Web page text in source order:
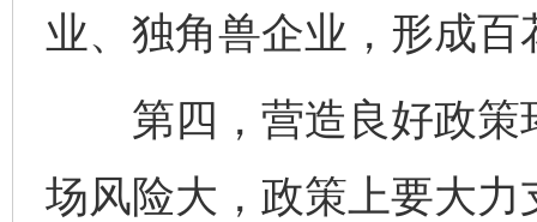
业、独角兽企业，形成
第四，营造良好政策
场风险大，政策上要大